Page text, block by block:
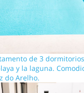
de 3
y la laguna.
do Arelho.